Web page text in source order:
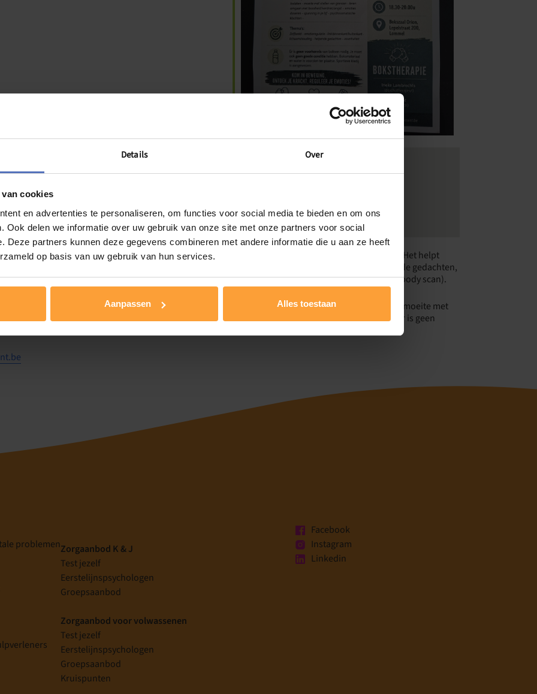
Details Over
cookies
en advertenties te personaliseren, om functies voor social media te bieden en om ons
Ook delen we informatie over uw gebruik van onze site met onze partners voor social
Deze partners kunnen deze gegevens combineren met andere informatie die u aan ze heeft
op basis van uw gebruik van hun services.
Aanpassen Alles toestaan
Het maakt linken tussen denken/voelen (binnenkant) en lichaam/doen (buitenkant). Het helpt
rond een thema (gevoelens, gevoelens doen zakken/reguleren en ons stress venster, helpende gedachten,
aan. We eindigen elke sessie met ontspanningsoefeningen (ademhaling, veilige plek, body scan).
ingang kan zijn: zelfvertrouwen, gevoelens moeilijk verwoorden, piekeren, verwerken trauma, moeite met
met boosheid/verdriet/angst, emoties doseren, spanning in je lijf, psychosomatische klachten. Er is geen
zijn. Boksmateriaal, water en versnapering is voorzien. Sportieve kledij is aangewezen.
problemenZorgaanbod K & J
Test jezelf
Eerstelijnspsychologen
Groepsaanbod
Zorgaanbod voor volwassenen
Test jezelf
Eerstelijnspsychologen
Groepsaanbod
Kruispunten
Facebook
Instagram
Linkedin